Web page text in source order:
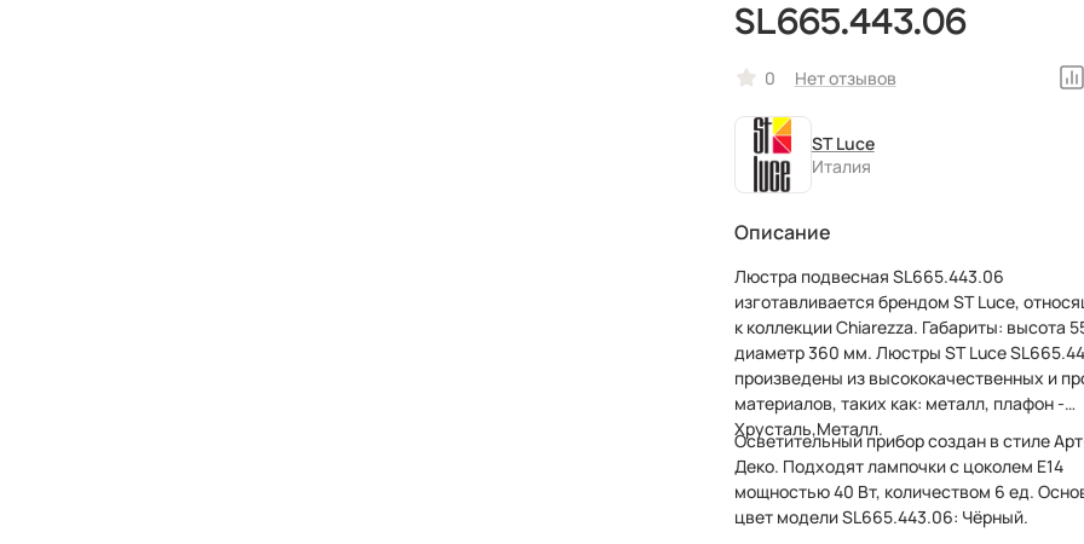
SL665.443.06
0 Нет отзывов
ST Luce
Италия
Описание
Люстра подвесная SL665.443.06
изготавливается брендом ST Luce,
к коллекции Chiarezza. Габариты: высота 550 мм,
диаметр 360 мм. Люстры ST Luce
произведены из высококачественных и
материалов, таких как: металл, плафон -
Хрусталь,Металл.
Осветительный прибор создан в стиле
Деко. Подходят лампочки с цоколем E14
мощностью 40 Вт, количеством 6 ед.
цвет модели SL665.443.06: Чёрный.